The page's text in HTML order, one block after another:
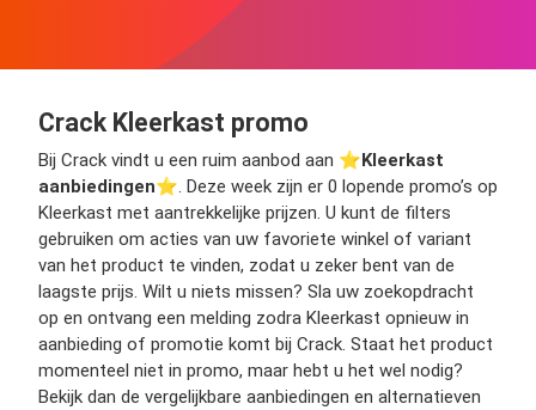
Crack Kleerkast promo
Bij Crack vindt u een ruim aanbod aan ⭐️Kleerkast
aanbiedingen⭐️. Deze week zijn er 0 lopende promo’s op
Kleerkast met aantrekkelijke prijzen. U kunt de filters
gebruiken om acties van uw favoriete winkel of variant
van het product te vinden, zodat u zeker bent van de
laagste prijs. Wilt u niets missen? Sla uw zoekopdracht
op en ontvang een melding zodra Kleerkast opnieuw in
aanbieding of promotie komt bij Crack. Staat het product
momenteel niet in promo, maar hebt u het wel nodig?
Bekijk dan de vergelijkbare aanbiedingen en alternatieven